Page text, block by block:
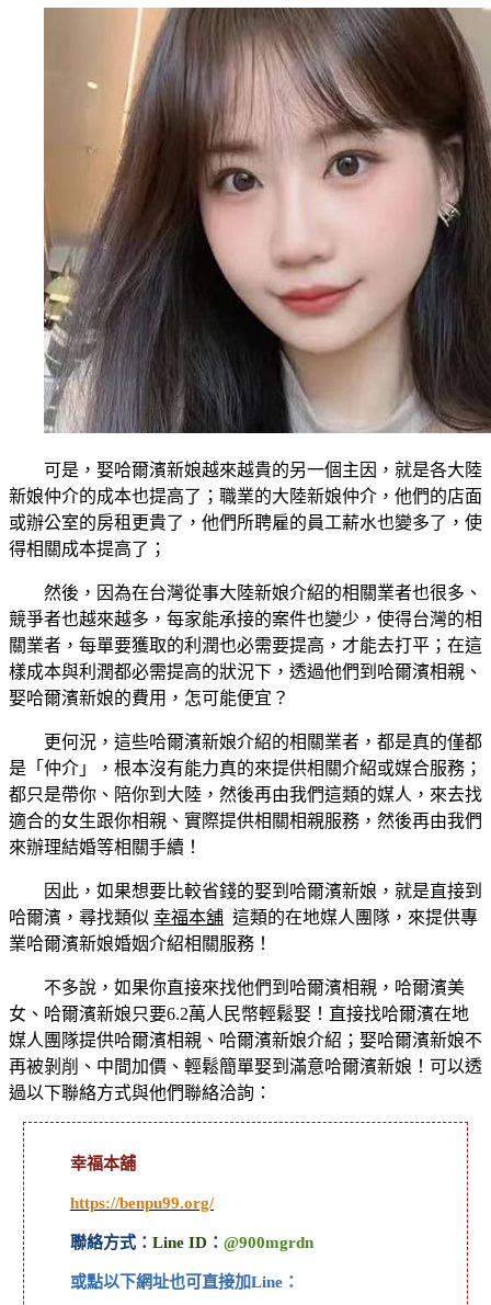
可是，娶哈爾濱新娘越來越貴的另一個主因，就是各大陸
新娘仲介的成本也提高了；職業的大陸新娘仲介，他們的店面
或辦公室的房租更貴了，他們所聘雇的員工薪水也變多了，使
得相關成本提高了；
然後，因為在台灣從事大陸新娘介紹的相關業者也很多、
競爭者也越來越多，每家能承接的案件也變少，使得台灣的相
關業者，每單要獲取的利潤也必需要提高，才能去打平；在這
樣成本與利潤都必需提高的狀況下，透過他們到哈爾濱相親、
娶哈爾濱新娘的費用，怎可能便宜？
更何況，這些哈爾濱新娘介紹的相關業者，都是真的僅都
是「仲介」，根本沒有能力真的來提供相關介紹或媒合服務；
都只是帶你、陪你到大陸，然後再由我們這類的媒人，來去找
適合的女生跟你相親、實際提供相關相親服務，然後再由我們
來辦理結婚等相關手續！
因此，如果想要比較省錢的娶到哈爾濱新娘，就是直接到
哈爾濱，尋找類似 幸福本舖 這類的在地媒人團隊，來提供專
業哈爾濱新娘婚姻介紹相關服務！
不多說，如果你直接來找他們到哈爾濱相親，哈爾濱美
女、哈爾濱新娘只要6.2萬人民幣輕鬆娶！直接找哈爾濱在地
媒人團隊提供哈爾濱相親、哈爾濱新娘介紹；娶哈爾濱新娘不
再被剝削、中間加價、輕鬆簡單娶到滿意哈爾濱新娘！可以透
過以下聯絡方式與他們聯絡洽詢：
幸福本舖
https://benpu99.org/
聯絡方式： Line ID： @900mgrdn
或點以下網址也可直接加Line：